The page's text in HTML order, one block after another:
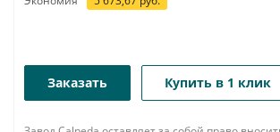
Заказать Купить в 1 клик